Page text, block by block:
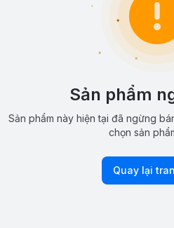
Sản phẩm
Sản phẩm này hiện tại đã ngừng
chọn sản
Quay lại